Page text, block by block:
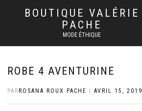
BOUTIQUE VALÉRIE
PACHE
MODE ÉTHIQUE
ROBE 4 AVENTURINE
PAR ROSANA ROUX PACHE AVRIL 15, 2019